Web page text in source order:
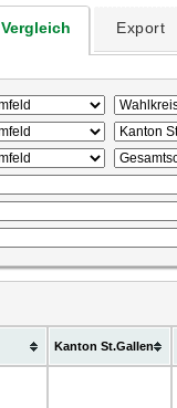
Vergleich Export
Kanton St.Gallen